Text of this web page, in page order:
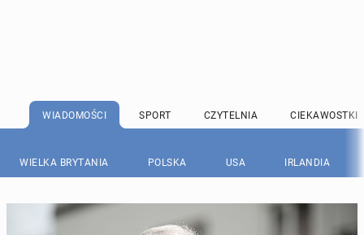
WIADOMOŚCI SPORT CZYTELNIA CIEKAWOSTKI
WIELKA BRYTANIA POLSKA USA IRLANDIA